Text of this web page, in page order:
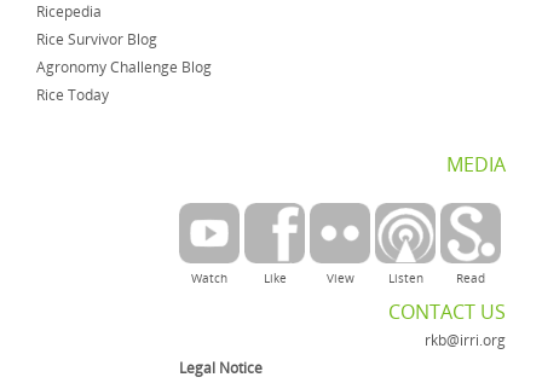
Ricepedia
Rice Survivor Blog
Agronomy Challenge Blog
Rice Today
MEDIA
Read
Listen
View
Like
Watch
CONTACT US
rkb@irri.org
Legal Notice